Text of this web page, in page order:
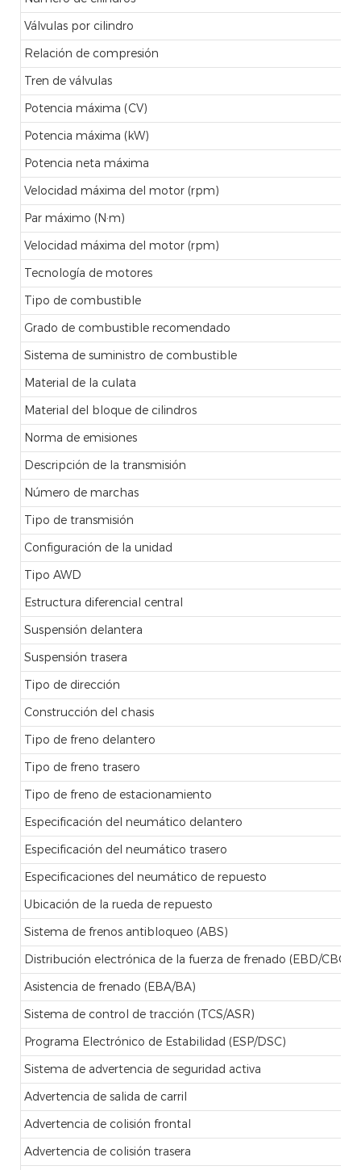
Válvulas por cilindro
Relación de compresión
Tren de válvulas
Potencia máxima (CV)
Potencia máxima (kW)
Potencia neta máxima
Velocidad máxima del motor (rpm)
Par máximo (N·m)
Velocidad máxima del motor (rpm)
Tecnología de motores
Tipo de combustible
Grado de combustible recomendado
Sistema de suministro de combustible
Material de la culata
Material del bloque de cilindros
Norma de emisiones
Descripción de la transmisión
Número de marchas
Tipo de transmisión
Configuración de la unidad
Tipo AWD
Estructura diferencial central
Suspensión delantera
Suspensión trasera
Tipo de dirección
Construcción del chasis
Tipo de freno delantero
Tipo de freno trasero
Tipo de freno de estacionamiento
Especificación del neumático delantero
Especificación del neumático trasero
Especificaciones del neumático de repuesto
Ubicación de la rueda de repuesto
Sistema de frenos antibloqueo (ABS)
Distribución electrónica de la fuerza de frenado (EBD/CBC)
Asistencia de frenado (EBA/BA)
Sistema de control de tracción (TCS/ASR)
Programa Electrónico de Estabilidad (ESP/DSC)
Sistema de advertencia de seguridad activa
Advertencia de salida de carril
Advertencia de colisión frontal
Advertencia de colisión trasera